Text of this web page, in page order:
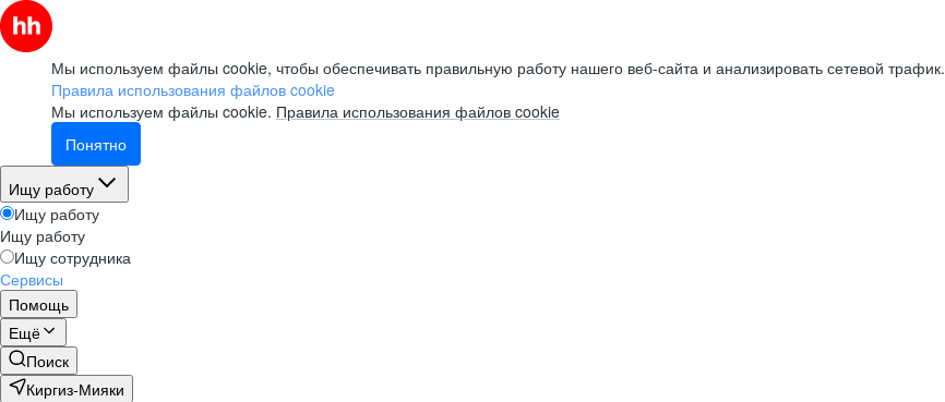
Мы используем файлы cookie, чтобы обеспечивать правильную работу нашего веб-сайта и анализировать сетевой трафик.
Правила использования файлов cookie
Мы используем файлы cookie. Правила использования файлов cookie
Понятно
Ищу работу
Ищу работу
Ищу работу
Ищу сотрудника
Сервисы
Помощь
Ещё
Поиск
Киргиз-Мияки